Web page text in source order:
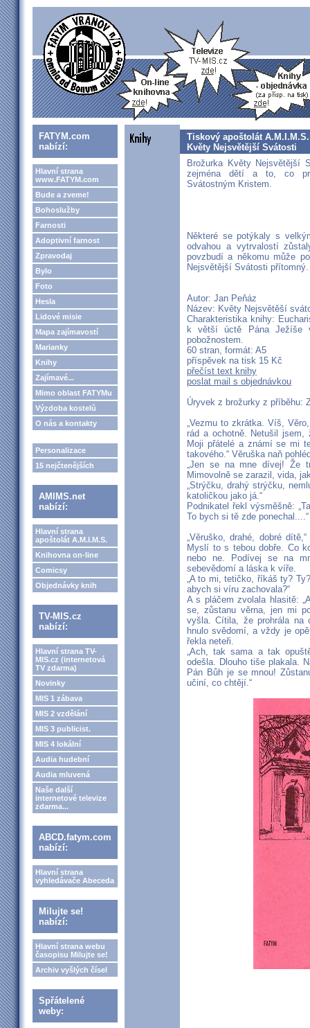
FATYM.com
nabízí:
Hlavní strana
www.FATYM.com
Bude a zveme!
Bohoslužby
Farnosti
Adoptivní farnost
Zpravodaj
Bylo
Foto
Hesla
Lidové misie
Mapa zajímavostí
Marianky
Knihy
Zajímavé...
Mimo oblast FATYMu
Výzdoba kostelů
O nás a kontakty
Personalizace
15 nejčtenějších
AMIMS.net
nabízí:
Hlavní strana
apoštolát A.M.I.M.S.
Knihovna on-line
Comicsy
Objednávky knih
TV-MIS.cz
nabízí:
Hlavní strana TV-
MIS.cz (internetová
TV zdarma)
Novinky
MIS 1 zábava
MIS 2 vzdělání
MIS 3 publicist.
MIS 4 lokální
Audia hudební
Audia mluvená
Naše další
internetové televize
zdarma...
ABCD.fatym.com
nabízí:
Hlavní strana
vyhledávače Abeceda
Milujte se!
nabízí:
Hlavní strana webu
časopisu Milujte se!
Archiv vyšlých čísel
Spřátelené
weby:
Tiskový apoštolát
Květy Nejsvětější Svátosti
Brožurka Květy Nejsvětější
zejména dětí a to, co
Svátostným Kristem.
Některé se potýkaly s
odvahou a vytrvalostí
povzbudí a někomu může
Nejsvětější Svátosti přítomný.
Autor: Jan Peňáz
Název: Květy Nejsvětěší
Charakteristika knihy:
k větší úctě Pána Ježíše
pobožnostem.
60 stran, formát: A5
příspěvek na tisk 15 Kč
přečíst text knihy
poslat mail s objednávkou
Úryvek z brožurky z příběhu:
„Vezmu to zkrátka. Víš,
rád a ochotně. Netušil
Moji přátelé a známí se mi
takového.“ Věruška naň
„Jen se na mne dívej! Že
Mimovolně se zarazil, vida,
„Strýčku, drahý strýčku,
katoličkou jako já.“
Podnikatel řekl výsměšně:
To bych si tě zde ponechal....“
„Věruško, drahé, dobré
Myslí to s tebou dobře. Co
nebo ne. Podívej se na
sebevědomí a láska k víře.
„A to mi, tetičko, říkáš ty?
abych si víru zachovala?“
A s pláčem zvolala hlasitě:
se, zůstanu věrna, jen mi
vyšla. Cítila, že prohrála
hnulo svědomí, a vždy je
řekla neteři.
„Ach, tak sama a tak
odešla. Dlouho tiše plakala.
Pán Bůh je se mnou!
učiní, co chtějí.“